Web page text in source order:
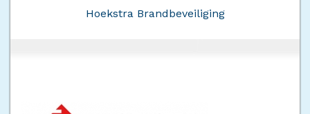
Hoekstra Brandbeveiliging